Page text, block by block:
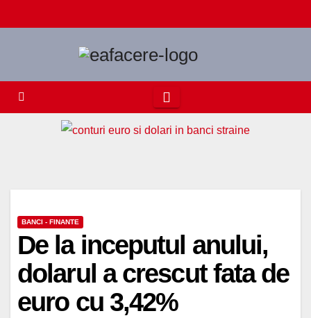
to
BANCI - FINANTE
De la inceputul anului,
dolarul a crescut fata de
euro cu 3,42%